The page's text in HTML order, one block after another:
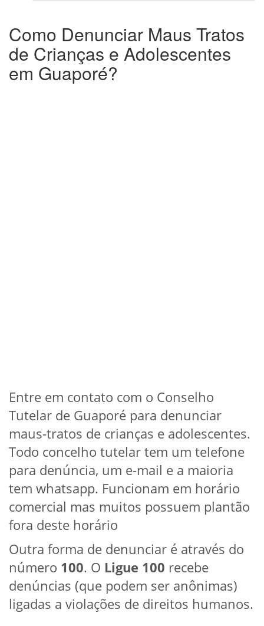
Como Denunciar Maus Tratos
de Crianças e Adolescentes
em Guaporé?
Entre em contato com o Conselho
Tutelar de Guaporé para denunciar
maus-tratos de crianças e adolescentes.
Todo concelho tutelar tem um telefone
para denúncia, um e-mail e a maioria
tem whatsapp. Funcionam em horário
comercial mas muitos possuem plantão
fora deste horário
Outra forma de denunciar é através do
número 100. O Ligue 100 recebe
denúncias (que podem ser anônimas)
ligadas a violações de direitos humanos.